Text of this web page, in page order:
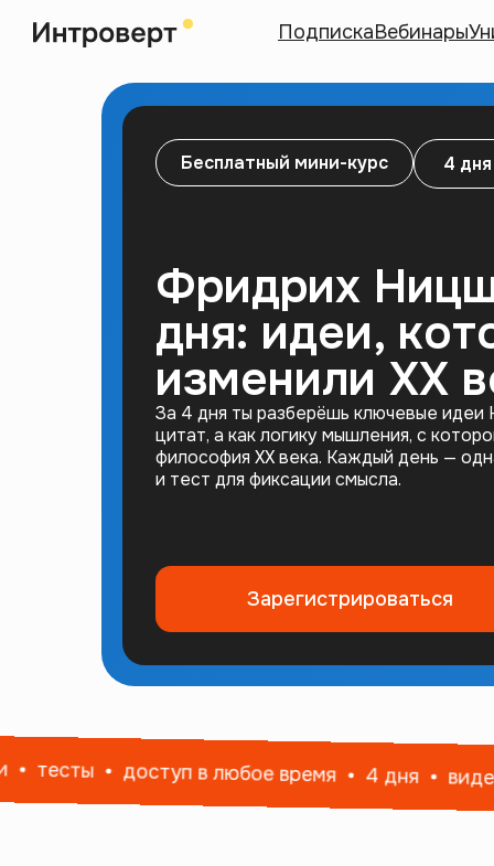
ПодпискаВебинары
Бесплатный мини-курс 4 дня
Фридрих
дня: идеи,
изменили XX
За 4 дня ты разберёшь ключевые
цитат, а как логику мышления, с
философия XX века. Каждый день —
и тест для фиксации смысла.
Зарегистрироваться
тесты доступ в любое время 4 дня